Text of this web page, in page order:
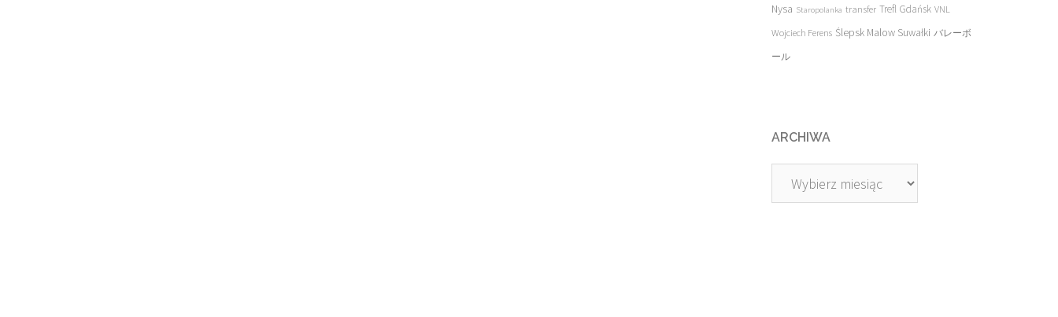
Nysa Staropolanka transfer Trefl Gdańsk VNL
Wojciech Ferens Ślepsk Malow Suwałki バレーボ
ール
ARCHIWA
Archiwa